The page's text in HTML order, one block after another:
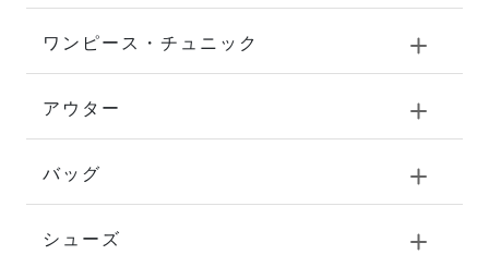
ワンピース・チュニック
アウター
バッグ
シューズ